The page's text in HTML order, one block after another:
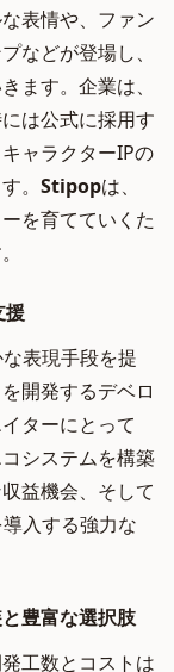
表情や、ファン
などが登場し、
ます。企業は、
は公式に採用す
ャラクターIPの
。 Stipopは、
を育てていくた
援
表現手段を提
開発するデベロ
ターにとって
システムを構築
益機会、そして
入する強力な
豊富な選択肢
工数とコストは